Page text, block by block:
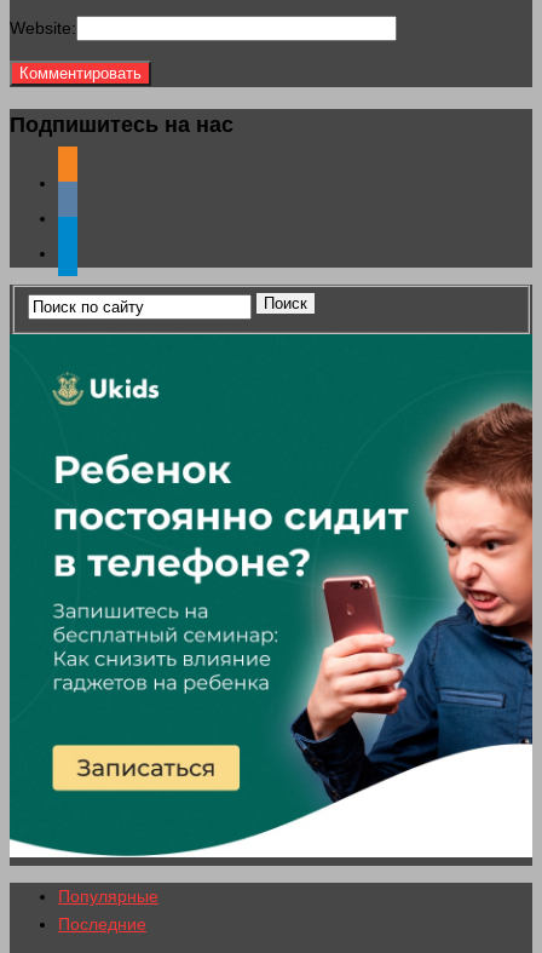
Website:
Подпишитесь на нас
Популярные
Последние